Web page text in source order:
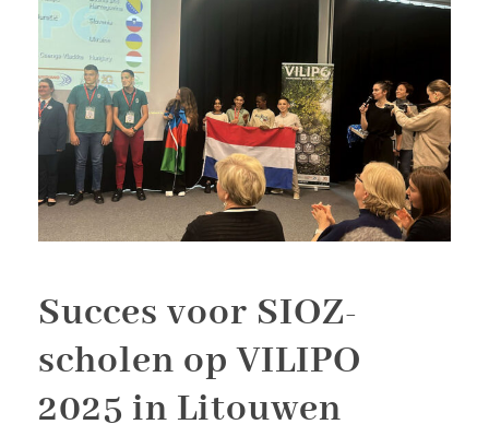
Succes voor SIOZ-
scholen op VILIPO
2025 in Litouwen